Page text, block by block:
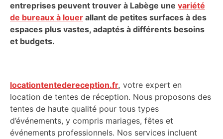
entreprises peuvent trouver à Labège une variété
de bureaux à louer allant de petites surfaces à des
espaces plus vastes, adaptés à différents besoins
et budgets.
locationtentedereception.fr, votre expert en
location de tentes de réception. Nous proposons des
tentes de haute qualité pour tous types
d’événements, y compris mariages, fêtes et
événements professionnels. Nos services incluent